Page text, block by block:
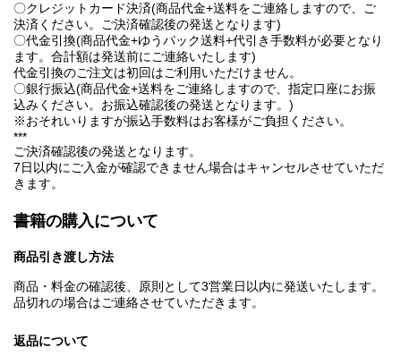
〇クレジットカード決済(商品代金+送料をご連絡しますので、ご
決済ください。ご決済確認後の発送となります)
〇代金引換(商品代金+ゆうパック送料+代引き手数料が必要となり
ます。合計額は発送前にご連絡いたします)
代金引換のご注文は初回はご利用いただけません。
〇銀行振込(商品代金+送料をご連絡しますので、指定口座にお振
込みください。お振込確認後の発送となります。)
※おそれいりますが振込手数料はお客様がご負担ください。
***
ご決済確認後の発送となります。
7日以内にご入金が確認できません場合はキャンセルさせていただ
きます。
書籍の購入について
商品引き渡し方法
商品・料金の確認後、原則として3営業日以内に発送いたします。
品切れの場合はご連絡させていただきます。
返品について